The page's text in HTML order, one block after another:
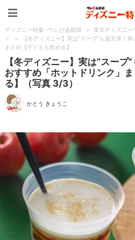
ディズニー特集 -ウレぴあ総研 > 東京ディズニー
ド
>
【冬ディズニー】実は“スープ”も超充実！
まとめ【子どもも飲める】
【冬ディズニー】実は“スープ
おすすめ「ホットドリンク」
る】（写真 3/3）
かとう きょうこ